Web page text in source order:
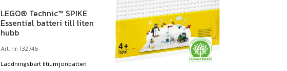
LEGO® Technic™ SPIKE
Essential batteri till liten
hubb
Art. nr: 132746
Laddningsbart litiumjonbatteri